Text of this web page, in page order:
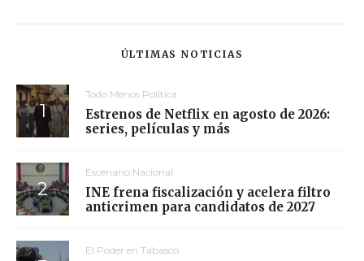
ÚLTIMAS NOTICIAS
Todo Menos Política
Estrenos de Netflix en agosto de 2026:
series, películas y más
Escenario Nacional
INE frena fiscalización y acelera filtro
anticrimen para candidatos de 2027
El Poder en Tabasco